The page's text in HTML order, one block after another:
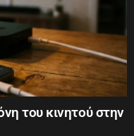
του κινητού στην